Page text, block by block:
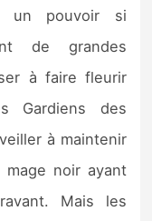
un pouvoir si
de grandes
à faire fleurir
Gardiens des
à maintenir
noir ayant
Mais les